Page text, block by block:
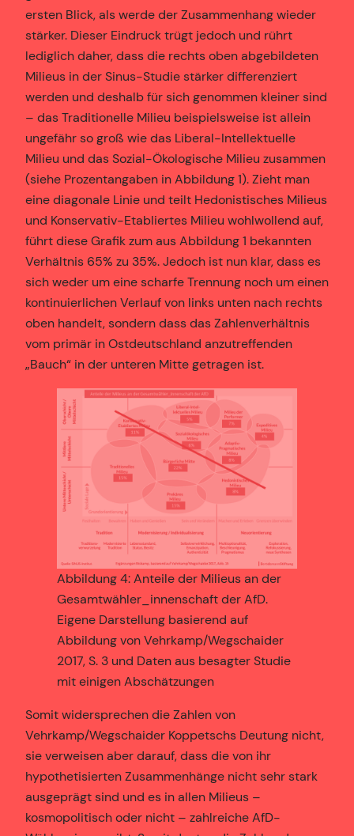
ersten Blick, als werde der Zusammenhang wieder
stärker. Dieser Eindruck trügt jedoch und rührt
lediglich daher, dass die rechts oben abgebildeten
Milieus in der Sinus-Studie stärker differenziert
werden und deshalb für sich genommen kleiner sind
– das Traditionelle Milieu beispielsweise ist allein
ungefähr so groß wie das Liberal-Intellektuelle
Milieu und das Sozial-Ökologische Milieu zusammen
(siehe Prozentangaben in Abbildung 1). Zieht man
eine diagonale Linie und teilt Hedonistisches Milieus
und Konservativ-Etabliertes Milieu wohlwollend auf,
führt diese Grafik zum aus Abbildung 1 bekannten
Verhältnis 65% zu 35%. Jedoch ist nun klar, dass es
sich weder um eine scharfe Trennung noch um einen
kontinuierlichen Verlauf von links unten nach rechts
oben handelt, sondern dass das Zahlenverhältnis
vom primär in Ostdeutschland anzutreffenden
„Bauch“ in der unteren Mitte getragen ist.
Abbildung 4: Anteile der Milieus an der
Gesamtwähler_innenschaft der AfD.
Eigene Darstellung basierend auf
Abbildung von Vehrkamp/Wegschaider
2017, S. 3 und Daten aus besagter Studie
mit einigen Abschätzungen
Somit widersprechen die Zahlen von
Vehrkamp/Wegschaider Koppetschs Deutung nicht,
sie verweisen aber darauf, dass die von ihr
hypothetisierten Zusammenhänge nicht sehr stark
ausgeprägt sind und es in allen Milieus –
kosmopolitisch oder nicht – zahlreiche AfD-